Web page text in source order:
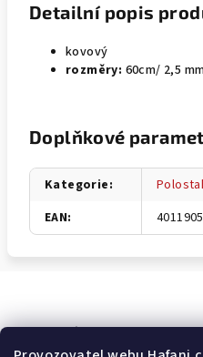
Detailní popis
kovový
rozměry: 60cm/ 2,5
Doplňkové
Kategorie:
EAN:
Odebírat